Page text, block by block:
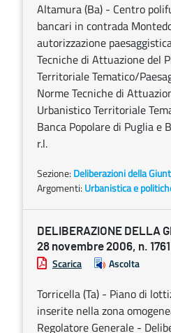
Altamura (Ba) - Centro
bancari in contrada
autorizzazione
Tecniche di Attuazione del
Territoriale Tematico/
Norme Tecniche di
Urbanistico Territoriale
Banca Popolare di Puglia e
r.l.
Sezione: Deliberazioni della
Argomenti: Urbanistica e
DELIBERAZIONE DELLA
28 novembre 2006, n. 1761
Scarica Ascolta
Torricella (Ta) - Piano di
inserite nella zona
Regolatore Generale -